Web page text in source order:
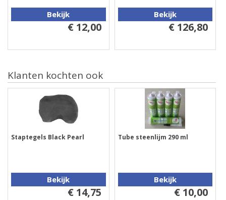
Bekijk
€ 12,00
Bekijk
€ 126,80
Klanten kochten ook
Staptegels Black Pearl
Bekijk
€ 14,75
Tube steenlijm 290 ml
Bekijk
€ 10,00